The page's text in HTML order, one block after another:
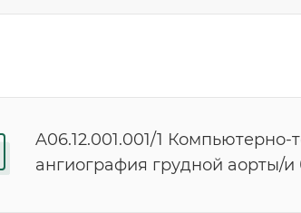
A06.12.001.001/1 Компьютерно-
ангиография грудной аорты/